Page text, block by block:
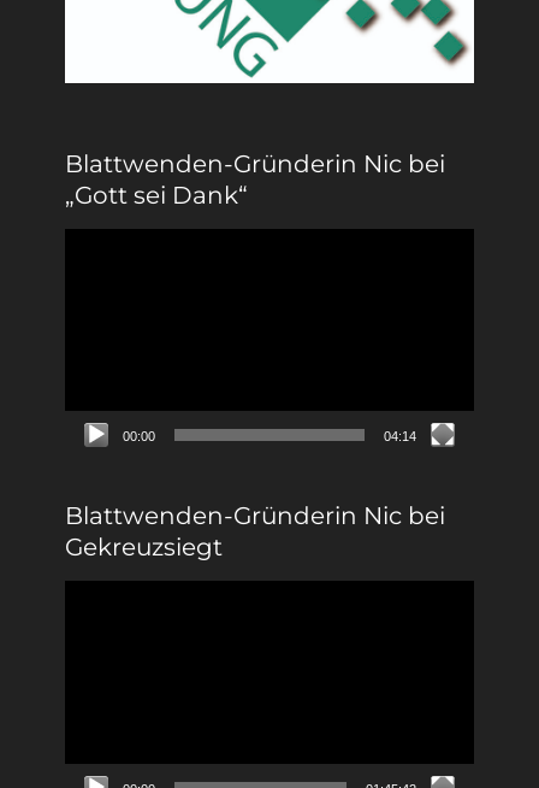
Blattwenden-Gründerin Nic bei
„Gott sei Dank“
00:00 04:14
Blattwenden-Gründerin Nic bei
Gekreuzsiegt